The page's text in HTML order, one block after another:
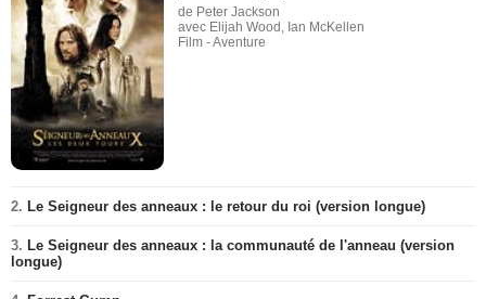
de Peter Jackson
avec Elijah Wood, Ian McKellen
Film - Aventure
2. Le Seigneur des anneaux : le retour du roi (version longue)
3. Le Seigneur des anneaux : la communauté de l'anneau (version
longue)